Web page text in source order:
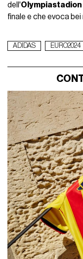
dell'
finale e che evoca
ADIDAS EURO2024